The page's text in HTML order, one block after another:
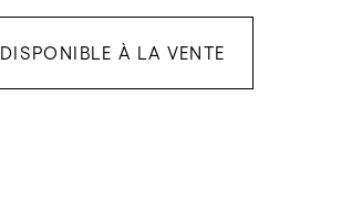
DISPONIBLE À LA VENTE